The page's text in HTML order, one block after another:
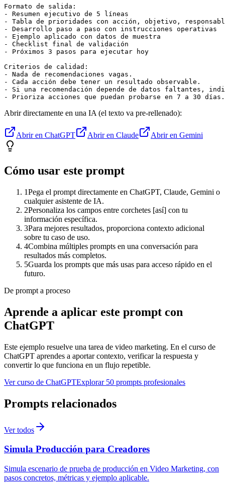
Formato de salida:
- Resumen ejecutivo de 5 líneas
- Tabla de prioridades con acción, objetivo,
- Desarrollo paso a paso con instrucciones operativas
- Ejemplo aplicado con datos de muestra
- Checklist final de validación
- Próximos 3 pasos para ejecutar hoy
Criterios de calidad:
- Nada de recomendaciones vagas.
- Cada acción debe tener un resultado observable.
- Si una recomendación depende de datos faltantes,
- Prioriza acciones que puedan probarse en 7 a 30 días.
Abrir directamente en una IA (el texto va pre-rellenado):
Abrir en ChatGPT Abrir en Claude Abrir en Gemini
Cómo usar este prompt
1Pega el prompt directamente en ChatGPT, Claude, Gemini o
cualquier asistente de IA.
2Personaliza los campos entre corchetes [así] con tu
información específica.
3Para mejores resultados, proporciona contexto adicional
sobre tu caso de uso.
4Combina múltiples prompts en una conversación para
resultados más completos.
5Guarda los prompts que más usas para acceso rápido en el
futuro.
De prompt a proceso
Aprende a aplicar este prompt con
ChatGPT
Este ejemplo resuelve una tarea de video marketing. En el curso de
ChatGPT aprendes a aportar contexto, verificar la respuesta y
convertir lo que funciona en un flujo repetible.
Ver curso de ChatGPTExplorar 50 prompts profesionales
Prompts relacionados
Ver todos
Simula Producción para Creadores
Simula escenario de prueba de producción en Video Marketing, con
pasos concretos, métricas y ejemplo aplicable.